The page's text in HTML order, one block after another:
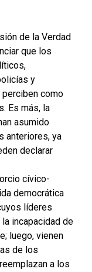
de la Verdad
que los
y
como
Es más, la
asumido
anteriores, ya
declarar
cívico-
democrática
líderes
incapacidad de
luego, vienen
de los
a los